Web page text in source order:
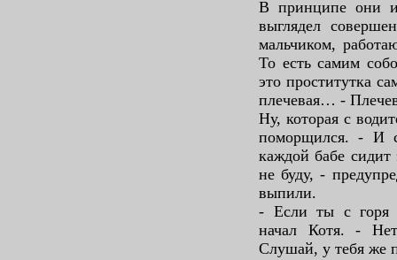
В принципе они
выглядел
мальчиком,
То есть самим
это проститутка
плечевая… -
Ну, которая с
поморщился. - И
каждой бабе
не буду, -
выпили.
- Если ты с горя
начал Котя. -
Слушай, у тебя же